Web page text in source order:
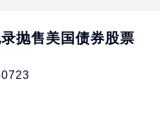
抛售美国债券股票